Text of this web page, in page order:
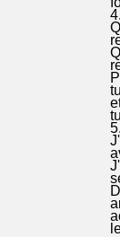
4.
5.